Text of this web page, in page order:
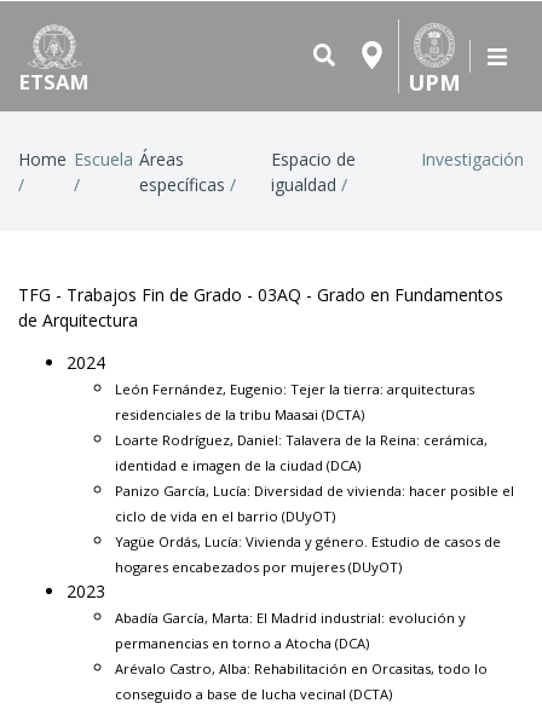
ETSAM UPM
Breadcrumb
Home Escuela Áreas
específicas
Espacio de
igualdad
Investigación
TFG - Trabajos Fin de Grado - 03AQ - Grado en Fundamentos
de Arquitectura
2024
León Fernández, Eugenio: Tejer la tierra: arquitecturas
residenciales de la tribu Maasai (DCTA)
Loarte Rodríguez, Daniel: Talavera de la Reina: cerámica,
identidad e imagen de la ciudad (DCA)
Panizo García, Lucía: Diversidad de vivienda: hacer posible el
ciclo de vida en el barrio (DUyOT)
Yagüe Ordás, Lucía: Vivienda y género. Estudio de casos de
hogares encabezados por mujeres (DUyOT)
2023
Abadía García, Marta: El Madrid industrial: evolución y
permanencias en torno a Atocha (DCA)
Arévalo Castro, Alba: Rehabilitación en Orcasitas, todo lo
conseguido a base de lucha vecinal (DCTA)